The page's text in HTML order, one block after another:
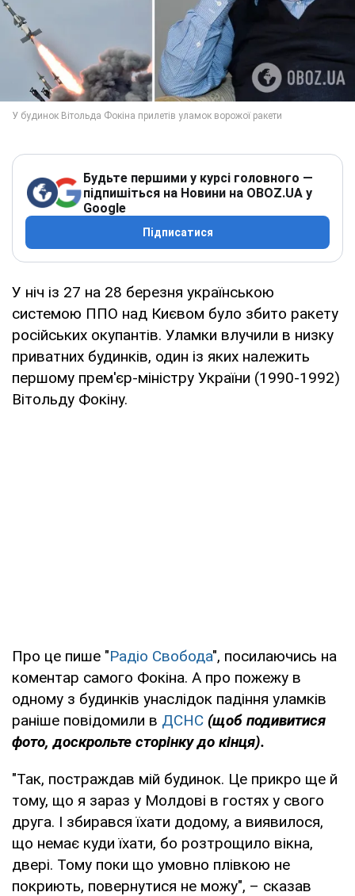
Будьте першими у курсі головного —
підпишіться на Новини на OBOZ.UA у
Google
Підписатися
У ніч із 27 на 28 березня українською
системою ППО над Києвом було збито ракету
російських окупантів. Уламки влучили в низку
приватних будинків, один із яких належить
першому прем'єр-міністру України (1990-1992)
Вітольду Фокіну.
Про це пише "Радіо Свобода", посилаючись на
коментар самого Фокіна. А про пожежу в
одному з будинків унаслідок падіння уламків
раніше повідомили в ДСНС (щоб подивитися
фото, доскрольте сторінку до кінця).
"Так, постраждав мій будинок. Це прикро ще й
тому, що я зараз у Молдові в гостях у свого
друга. І збирався їхати додому, а виявилося,
що немає куди їхати, бо розтрощило вікна,
двері. Тому поки що умовно плівкою не
покриють, повернутися не можу", – сказав